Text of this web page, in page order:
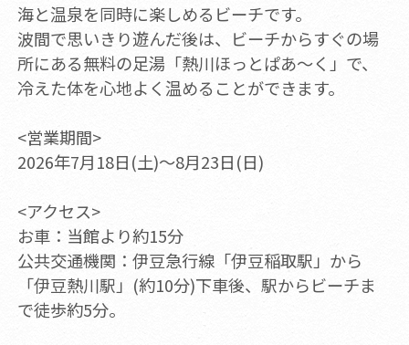
海と温泉を同時に楽しめるビーチです。
波間で思いきり遊んだ後は、ビーチからすぐの場
所にある無料の足湯「熱川ほっとぱあ～く」で、
冷えた体を心地よく温めることができます。
<営業期間>
2026年7月18日(土)～8月23日(日)
<アクセス>
お車：当館より約15分
公共交通機関：伊豆急行線「伊豆稲取駅」から
「伊豆熱川駅」(約10分)下車後、駅からビーチま
で徒歩約5分。